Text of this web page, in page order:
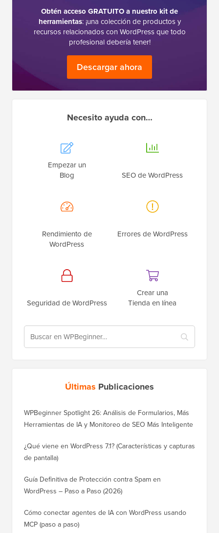
Obtén acceso GRATUITO a nuestro kit de
herramientas: ¡una colección de productos y
recursos relacionados con WordPress que todo
profesional debería tener!
Descargar ahora
Necesito ayuda con…
Empezar un
Blog
SEO de WordPress
Rendimiento de
WordPress
Errores de WordPress
Seguridad de WordPress
Crear una
Tienda en línea
Últimas Publicaciones
WPBeginner Spotlight 26: Análisis de Formularios, Más
Herramientas de IA y Monitoreo de SEO Más Inteligente
¿Qué viene en WordPress 7.1? (Características y capturas
de pantalla)
Guía Definitiva de Protección contra Spam en
WordPress – Paso a Paso (2026)
Cómo conectar agentes de IA con WordPress usando
MCP (paso a paso)